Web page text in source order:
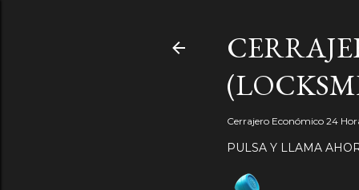
Cerrajero Económico 24
PULSA Y LLAMA